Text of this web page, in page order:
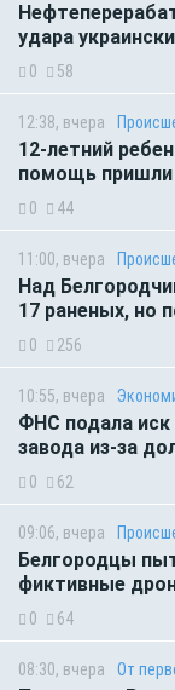
удара
0 58
12:38, вчера
12-летний
помощь пришли
0 44
11:00, вчера
Над
17 раненых, но
0 256
10:55, вчера
ФНС подала иск
завода из-за
0 62
09:06, вчера
Белгородцы
фиктивные
0 64
08:30, вчера От